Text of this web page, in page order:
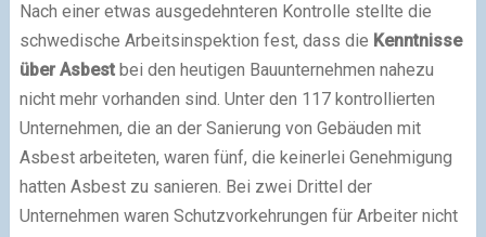
Nach einer etwas ausgedehnteren Kontrolle stellte die
schwedische Arbeitsinspektion fest, dass die Kenntnisse
über Asbestbei den heutigen Bauunternehmen nahezu
nicht mehr vorhanden sind. Unter den 117 kontrollierten
Unternehmen, die an der Sanierung von Gebäuden mit
Asbest arbeiteten, waren fünf, die keinerlei Genehmigung
hatten Asbest zu sanieren. Bei zwei Drittel der
Unternehmen waren Schutzvorkehrungen für Arbeiter nicht